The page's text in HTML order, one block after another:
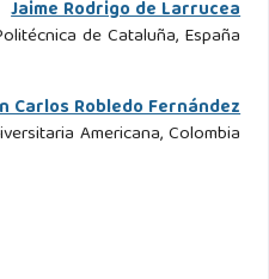
Jaime Rodrigo de Larrucea
de Cataluña, España
Carlos Robledo Fernández
Americana, Colombia